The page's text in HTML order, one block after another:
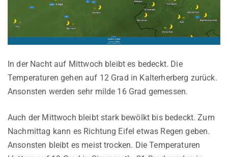
In der Nacht auf Mittwoch bleibt es bedeckt. Die
Temperaturen gehen auf 12 Grad in Kalterherberg zurück.
Ansonsten werden sehr milde 16 Grad gemessen.
Auch der Mittwoch bleibt stark bewölkt bis bedeckt. Zum
Nachmittag kann es Richtung Eifel etwas Regen geben.
Ansonsten bleibt es meist trocken. Die Temperaturen